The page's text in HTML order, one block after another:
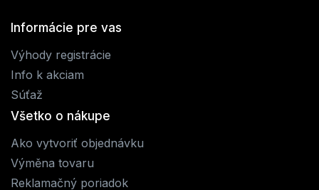
Informácie pre vas
Výhody registrácie
Info k akciam
Súťaž
Všetko o nákupe
Ako vytvoriť objednávku
Výměna tovaru
Reklamačný poriadok